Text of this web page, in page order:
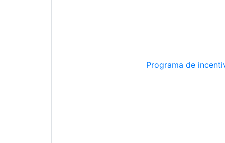
Programa de